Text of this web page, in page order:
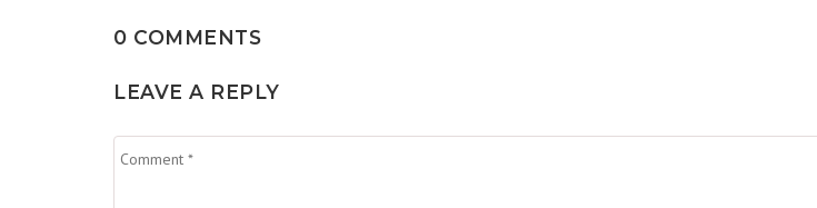
0 COMMENTS
LEAVE A REPLY